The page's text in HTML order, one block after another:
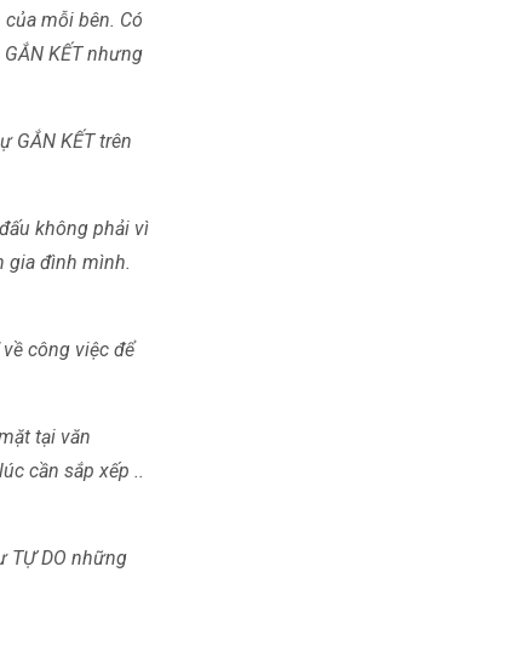
mỗi bên. Có
KẾT nhưng
GẮN KẾT trên
không phải vì
gia đình mình.
công việc để
tại văn
cần sắp xếp ..
TỰ DO những